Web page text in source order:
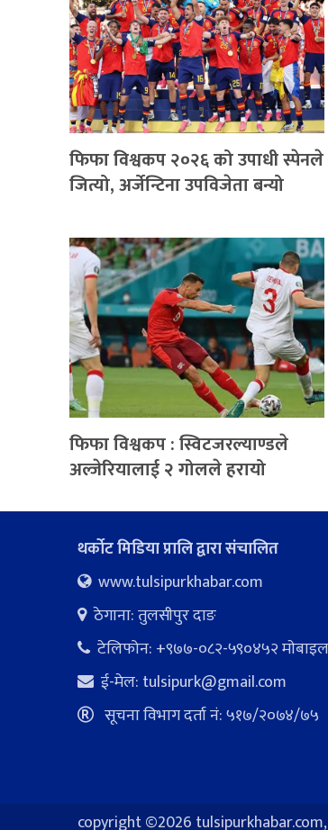
फिफा विश्वकप २०२६ को उपाधी स्पेनले
जित्यो, अर्जेन्टिना उपविजेता बन्यो
फिफा विश्वकप : स्विटजरल्याण्डले
अल्जेरियालाई २ गोलले हरायो
थर्कोट मिडिया प्रालि द्वारा संचालित
www.tulsipurkhabar.com
ठेगाना: तुलसीपुर दाङ
टेलिफोन: +९७७-०८२-५९०४५२
ई-मेल: tulsipurk@gmail.com
सूचना विभाग दर्ता नं: ५१७/२०७४/७५
copyright ©2026